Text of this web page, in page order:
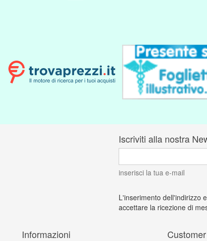
Iscriviti alla nostra
inserisci la tua e-mail
L'inserimento dell'indirizzo
accettare la ricezione di
Informazioni